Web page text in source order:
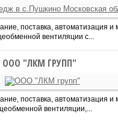
поставка, автоматизация и
вентиляции с...
ООО "ЛКМ ГРУПП"
поставка, автоматизация и
вентиляции,...